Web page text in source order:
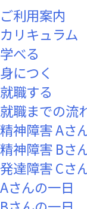
ご利用案内
カリキュラム
学べる
身につく
就職する
就職までの流
精神障害 Aさ
精神障害 Bさ
発達障害 Cさ
Aさんの一日